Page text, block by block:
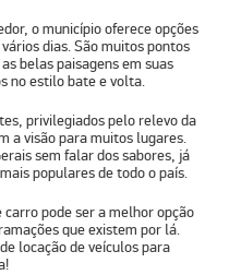
o município oferece opções
dias.São muitos pontos
belas paisagens em suas
no estilo bate e volta.
privilegiados pelo relevo da
a visão para muitos lugares.
sem falar dos sabores, já
populares de todo o país.
pode ser a melhor opção
que existem por lá.
locação de veículos para